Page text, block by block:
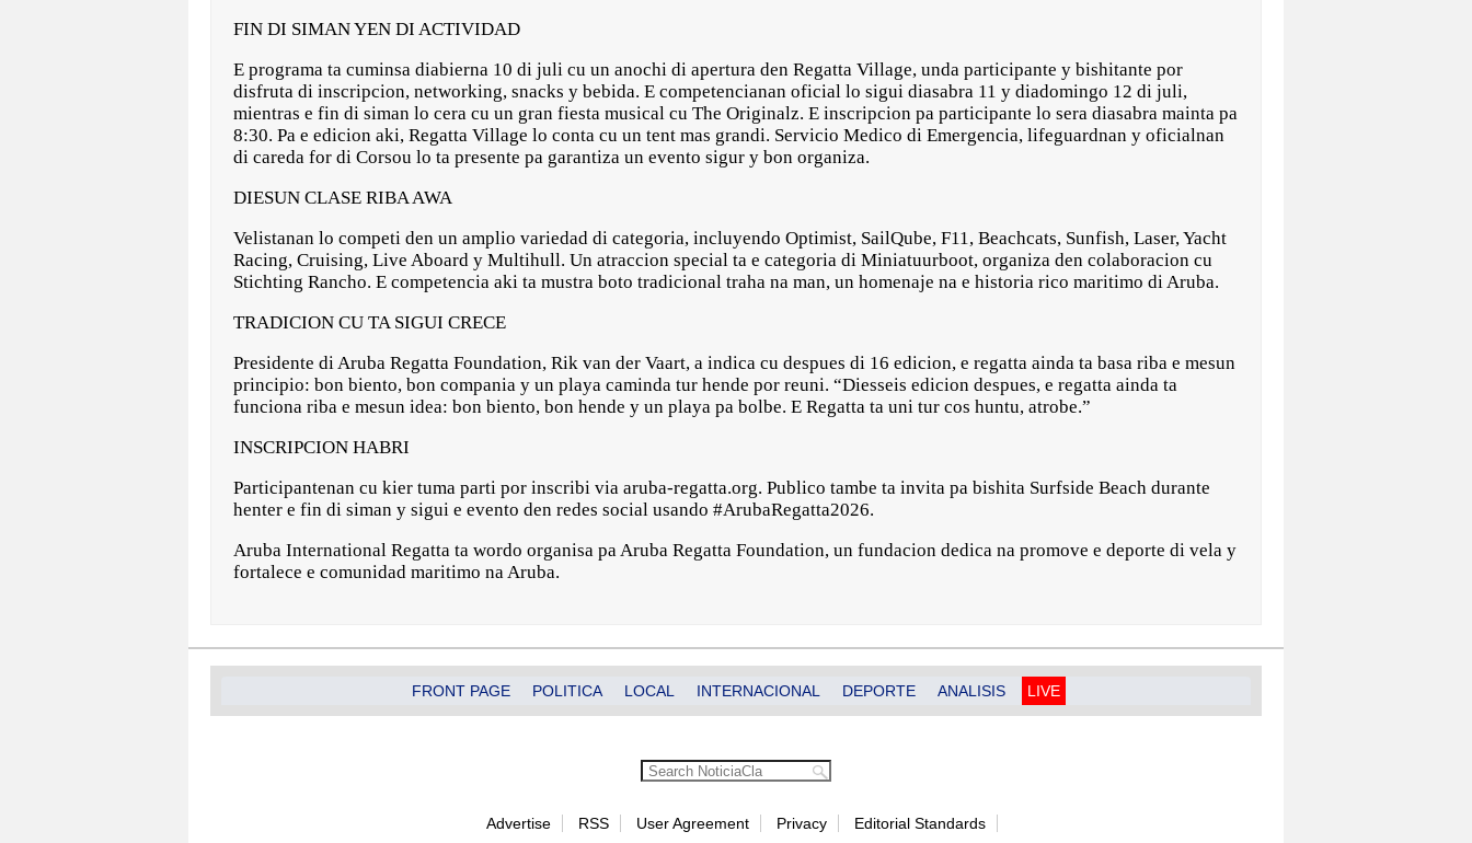
FIN DI SIMAN YEN DI ACTIVIDAD
E programa ta cuminsa diabierna 10 di juli cu un anochi di apertura den Regatta Village, unda participante y bishitante por
disfruta di inscripcion, networking, snacks y bebida. E competencianan oficial lo sigui diasabra 11 y diadomingo 12 di juli,
mientras e fin di siman lo cera cu un gran fiesta musical cu The Originalz. E inscripcion pa participante lo sera diasabra mainta pa
8:30. Pa e edicion aki, Regatta Village lo conta cu un tent mas grandi. Servicio Medico di Emergencia, lifeguardnan y oficialnan
di careda for di Corsou lo ta presente pa garantiza un evento sigur y bon organiza.
DIESUN CLASE RIBA AWA
Velistanan lo competi den un amplio variedad di categoria, incluyendo Optimist, SailQube, F11, Beachcats, Sunfish, Laser, Yacht
Racing, Cruising, Live Aboard y Multihull. Un atraccion special ta e categoria di Miniatuurboot, organiza den colaboracion cu
Stichting Rancho. E competencia aki ta mustra boto tradicional traha na man, un homenaje na e historia rico maritimo di Aruba.
TRADICION CU TA SIGUI CRECE
Presidente di Aruba Regatta Foundation, Rik van der Vaart, a indica cu despues di 16 edicion, e regatta ainda ta basa riba e mesun
principio: bon biento, bon compania y un playa caminda tur hende por reuni. “Diesseis edicion despues, e regatta ainda ta
funciona riba e mesun idea: bon biento, bon hende y un playa pa bolbe. E Regatta ta uni tur cos huntu, atrobe.”
INSCRIPCION HABRI
Participantenan cu kier tuma parti por inscribi via aruba-regatta.org. Publico tambe ta invita pa bishita Surfside Beach durante
henter e fin di siman y sigui e evento den redes social usando #ArubaRegatta2026.
Aruba International Regatta ta wordo organisa pa Aruba Regatta Foundation, un fundacion dedica na promove e deporte di vela y
fortalece e comunidad maritimo na Aruba.
FRONT PAGE POLITICA LOCAL INTERNACIONAL DEPORTE ANALISIS LIVE
Advertise RSS User Agreement Privacy Editorial Standards